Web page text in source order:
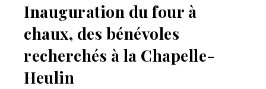
Inauguration du four à
chaux, des bénévoles
recherchés à la Chapelle-
Heulin